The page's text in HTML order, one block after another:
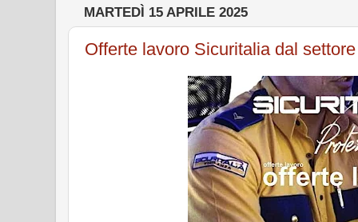
MARTEDÌ 15 APRILE 2025
Offerte lavoro Sicuritalia dal